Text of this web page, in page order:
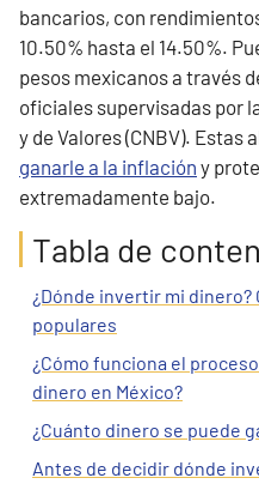
bancarios, con
10.50% hasta el 14.50%.
pesos mexicanos a través
oficiales supervisadas por
y de Valores (CNBV).
ganarle a la inflación y
extremadamente bajo.
Tabla de
¿Dónde invertir mi dinero?
populares
¿Cómo funciona el
dinero en México?
¿Cuánto dinero se puede
Antes de decidir dónde